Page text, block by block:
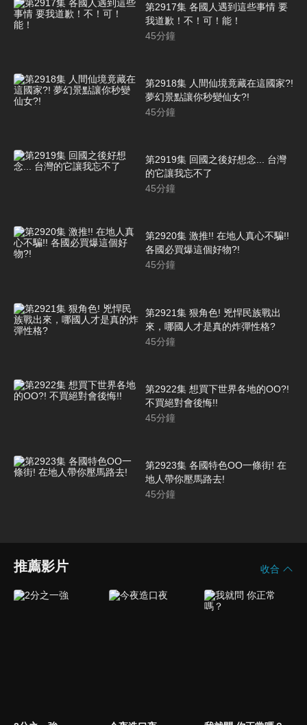
第2917集 各國人遇到這些事情 要
我道歉！不！可！能！
45分鐘
第2918集 人間仙境竟藏在這國家?!
夢幻景點讓你秒變仙女?!
45分鐘
第2919集 回國之後好想念... 台灣
的它讓我忘不了
45分鐘
第2920集 激推!! 在地人真心不騙!!
各國必買爆這個好物?!
45分鐘
第2921集 狠角色! 兇悍民族戰出
來，哪國人才是真的炸彈性格?
45分鐘
第2922集 想買下世界各地的OO?!
不買絕對會後悔!!
45分鐘
第2923集 各國特色OO一條街! 在
地人帶你壓馬路去!
45分鐘
推薦影片 收合